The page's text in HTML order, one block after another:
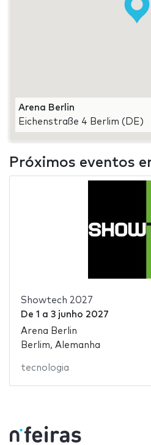
Arena Berlin
Eichenstraße 4 Berlim (DE)
Próximos eventos
Showtech 2027
De 1 a 3 junho 2027
Arena Berlin
Berlim, Alemanha
tecnologia